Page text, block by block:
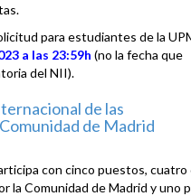
para estudiantes de la
a las 23:59h (no la fecha que
del NII).
de las
de Madrid
con cinco puestos, cuatro
la Comunidad de Madrid y uno